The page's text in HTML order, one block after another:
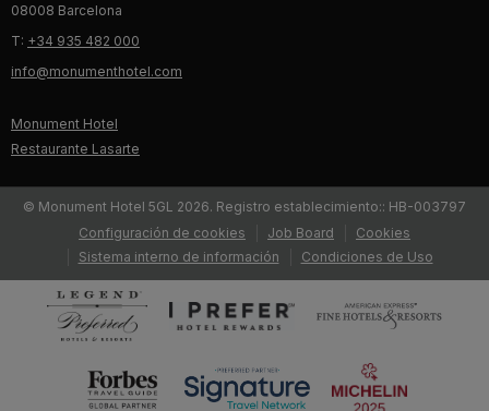
08008 Barcelona
T: +34 935 482 000
info@monumenthotel.com
Monument Hotel
Restaurante Lasarte
© Monument Hotel 5GL 2026. Registro establecimiento:: HB-003797
Configuración de cookies
Job Board
Cookies
Sistema interno de información
Condiciones de Uso